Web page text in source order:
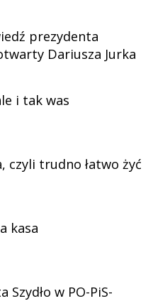
prezydenta
Dariusza Jurka
i tak was
czyli trudno łatwo żyć
kasa
w PO-PiS-